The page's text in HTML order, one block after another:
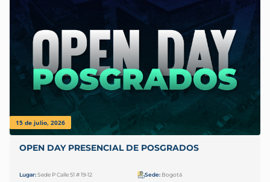
15 de julio, 2026
OPEN DAY PRESENCIAL DE POSGRADOS
Lugar:Sede P Calle 51 # 19-12 Sede:Bogotá